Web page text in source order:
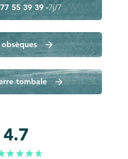
55 39 39 -7j/7
tombale
4.7